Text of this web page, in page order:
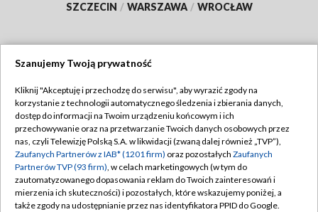
SZCZECIN / WARSZAWA / WROCŁAW
TVP
Abonament TVP
Emisja w TVP
Centrum informacji TVP
Naziemna Telewizja Cyfrowa
Regulamin TVP
Polityka prywatności
Moje zgody
Pomoc
Szanujemy Twoją prywatność
Kliknij "Akceptuję i przechodzę do serwisu", aby wyrazić zgody na
korzystanie z technologii automatycznego śledzenia i zbierania danych,
dostęp do informacji na Twoim urządzeniu końcowym i ich
przechowywanie oraz na przetwarzanie Twoich danych osobowych przez
nas, czyli Telewizję Polską S.A. w likwidacji (zwaną dalej również „TVP”),
Zaufanych Partnerów z IAB* (1201 firm) oraz pozostałych Zaufanych
Partnerów TVP (93 firm), w celach marketingowych (w tym do
zautomatyzowanego dopasowania reklam do Twoich zainteresowań i
mierzenia ich skuteczności) i pozostałych, które wskazujemy poniżej, a
także zgody na udostępnianie przez nas identyfikatora PPID do Google.